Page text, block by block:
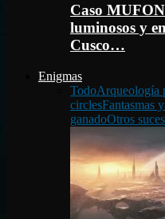
Caso
luminosos y
Cusco…
Enigmas
TodoArqueología
circlesFantasmas
ganadoOtros